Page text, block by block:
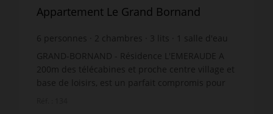
Appartement Le Grand Bornand
6 personnes 2 chambres 3 lits
salle d'eau
GRAND-BORNAND - Résidence L'EMERAUDE A
200m des télécabines et proche centre village et
base de loisirs, est un parfait compromis pour